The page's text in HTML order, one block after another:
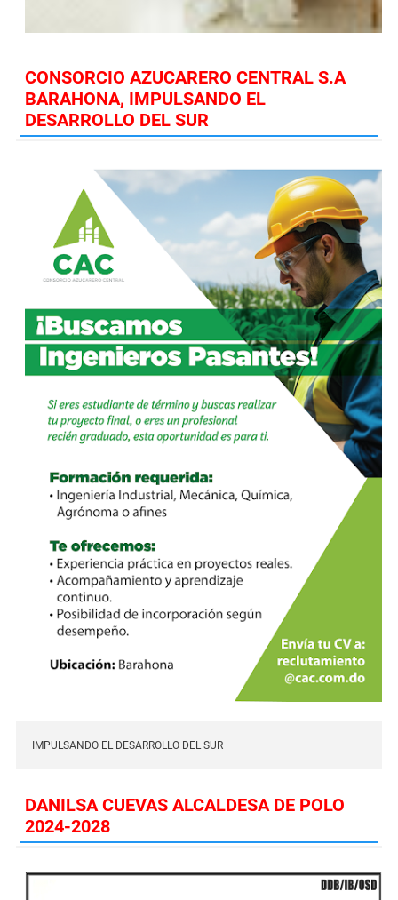
CONSORCIO AZUCARERO CENTRAL S.A
BARAHONA, IMPULSANDO EL
DESARROLLO DEL SUR
IMPULSANDO EL DESARROLLO DEL SUR
DANILSA CUEVAS ALCALDESA DE POLO
2024-2028